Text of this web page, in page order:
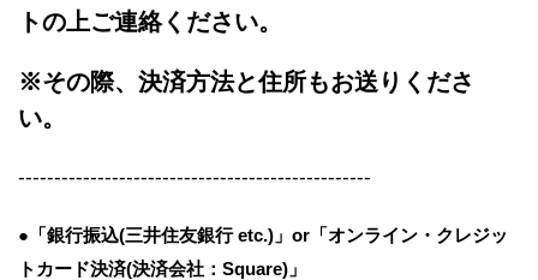
トの上ご連絡ください。
※その際、決済方法と住所もお送りくださ
い。
-------------------------------------------------
●「銀行振込(三井住友銀行 etc.)」or「オンライン・クレジッ
トカード決済(決済会社：Square)」